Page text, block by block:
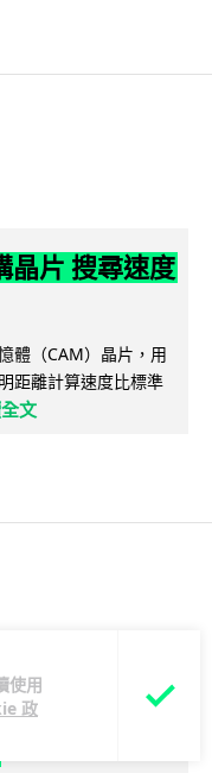
使用
政
晶片 搜尋速度
體（CAM）晶片，用
距離計算速度比標準
文
不足 KIOXIA